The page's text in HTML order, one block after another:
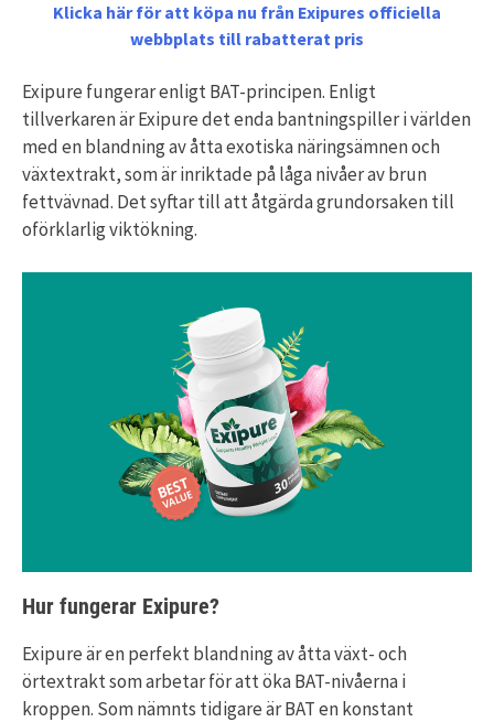
Klicka här för att köpa nu från Exipures officiella
webbplats till rabatterat pris
Exipure fungerar enligt BAT-principen. Enligt
tillverkaren är Exipure det enda bantningspiller i världen
med en blandning av åtta exotiska näringsämnen och
växtextrakt, som är inriktade på låga nivåer av brun
fettvävnad. Det syftar till att åtgärda grundorsaken till
oförklarlig viktökning.
Hur fungerar Exipure?
Exipure är en perfekt blandning av åtta växt- och
örtextrakt som arbetar för att öka BAT-nivåerna i
kroppen. Som nämnts tidigare är BAT en konstant